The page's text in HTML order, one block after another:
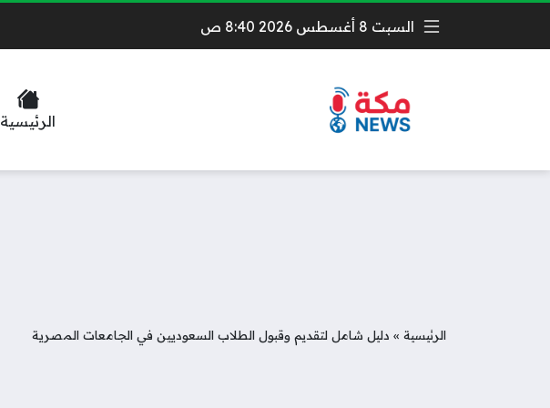
السبت 8 أغسطس 2026 8:40 ص
الرئيسية
الرئيسية » دليل شامل لتقديم وقبول الطلاب السعوديين في الجامعات المصرية